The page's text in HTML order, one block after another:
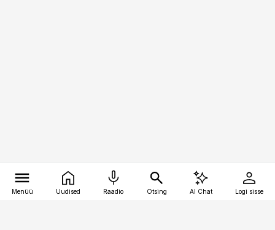
Menüü Uudised Raadio Otsing AI Chat Logi sisse